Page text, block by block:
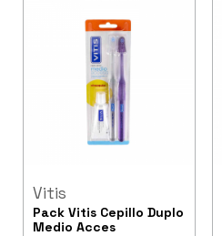
Vitis
Pack Vitis Cepillo Duplo
Medio Acces